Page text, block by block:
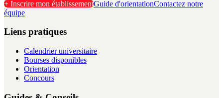
+ Inscrire mon établissementGuide d'orientationContactez notre
équipe
Liens pratiques
Calendrier universitaire
Bourses disponibles
Orientation
Concours